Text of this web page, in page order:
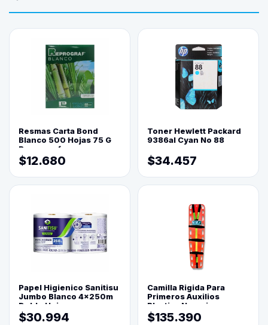
Resmas Carta Bond
Blanco 500 Hojas 75 G
Reprograf.
$12.680
Toner Hewlett Packard
9386al Cyan No 88
$34.457
Papel Higienico Sanitisu
Jumbo Blanco 4x250m
Doble Hoja
$30.994
Camilla Rigida Para
Primeros Auxilios
Plastica Naranja
$135.390